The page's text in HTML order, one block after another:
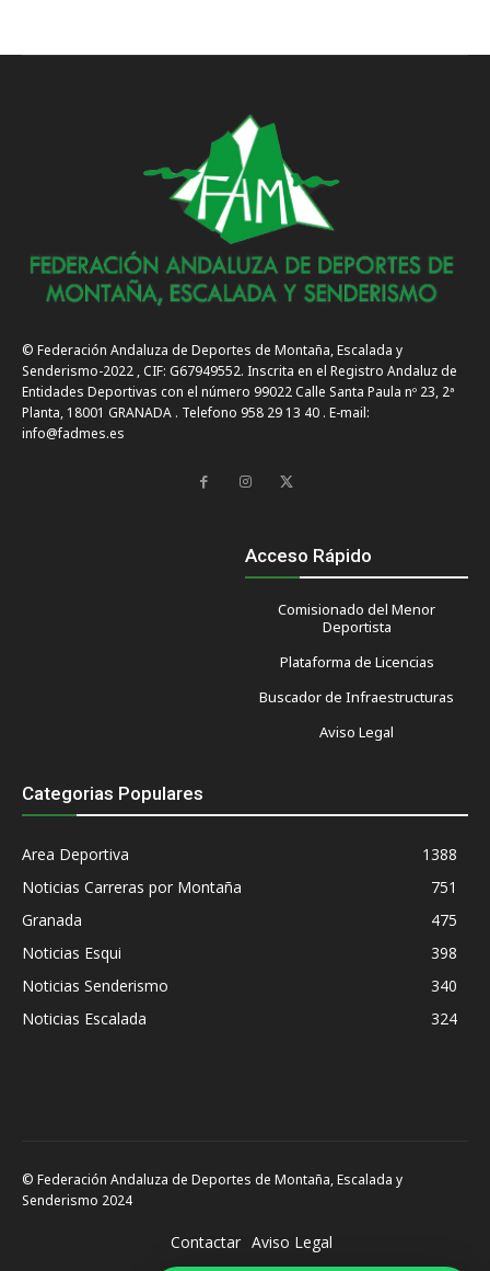
© Federación Andaluza de Deportes de Montaña, Escalada y
Senderismo-2022 , CIF: G67949552. Inscrita en el Registro Andaluz de
Entidades Deportivas con el número 99022 Calle Santa Paula nº 23, 2ª
Planta, 18001 GRANADA . Telefono 958 29 13 40 . E-mail:
info@fadmes.es
Acceso Rápido
Comisionado del Menor
Deportista
Plataforma de Licencias
Buscador de Infraestructuras
Aviso Legal
Categorias Populares
Area Deportiva
1388
Noticias Carreras por Montaña
751
Granada
475
Noticias Esqui
398
Noticias Senderismo
340
Noticias Escalada
324
© Federación Andaluza de Deportes de Montaña, Escalada y
Senderismo 2024
Contactar Aviso Legal